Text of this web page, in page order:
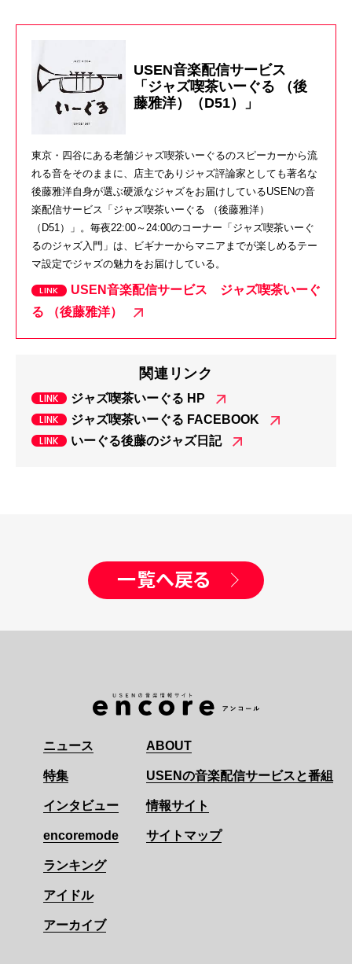
USEN音楽配信サービス
「ジャズ喫茶いーぐる （後
藤雅洋）（D51）」
東京・四谷にある老舗ジャズ喫茶いーぐるのスピーカーから流
れる音をそのままに、店主でありジャズ評論家としても著名な
後藤雅洋自身が選ぶ硬派なジャズをお届けしているUSENの音
楽配信サービス「ジャズ喫茶いーぐる （後藤雅洋）
（D51）」。毎夜22:00～24:00のコーナー「ジャズ喫茶いーぐ
るのジャズ入門」は、ビギナーからマニアまでが楽しめるテー
マ設定でジャズの魅力をお届けしている。
USEN音楽配信サービス ジャズ喫茶いーぐ
る （後藤雅洋）
関連リンク
ジャズ喫茶いーぐる HP
ジャズ喫茶いーぐる FACEBOOK
いーぐる後藤のジャズ日記
一覧へ戻る
ニュース
特集
インタビュー
encoremode
ランキング
アイドル
アーカイブ
ABOUT
USENの音楽配信サービスと番組
情報サイト
サイトマップ